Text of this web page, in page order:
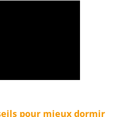
pour mieux dormir